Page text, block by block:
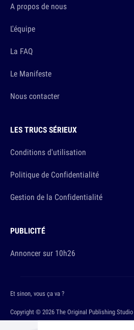
A propos de nous
L'équipe
La FAQ
Le Manifeste
Nous contacter
LES TRUCS SÉRIEUX
Conditions d'utilisation
Politique de Confidentialité
Gestion de la Confidentialité
PUBLICITÉ
Annoncer sur 10h26
Copyright © 2026 The Original Publishing Studio
Et sinon, vous ça va ?